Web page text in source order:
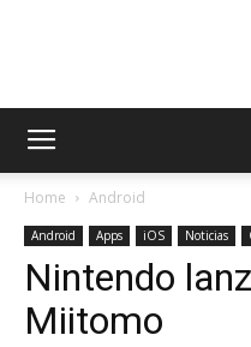
Home Android
Android Apps iOS Noticias
Nintendo
Miitomo